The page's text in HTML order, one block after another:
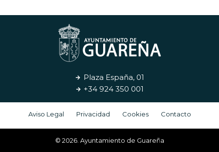
Plaza España, 01
+34 924 350 001
Aviso Legal Privacidad Cookies Contacto
© 2026. Ayuntamiento de Guareña